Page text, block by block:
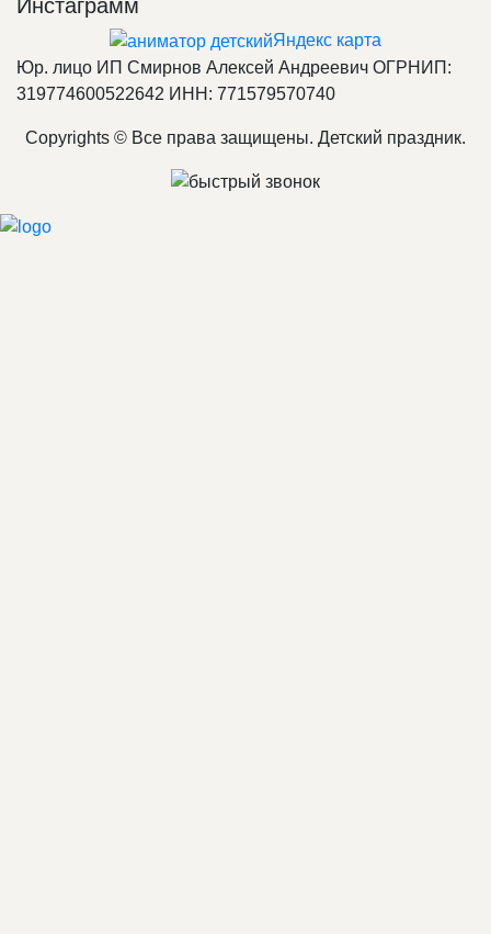
Инстаграмм
Яндекс карта
Юр. лицо ИП Смирнов Алексей Андреевич ОГРНИП:
319774600522642 ИНН: 771579570740
Copyrights © Все права защищены. Детский праздник.